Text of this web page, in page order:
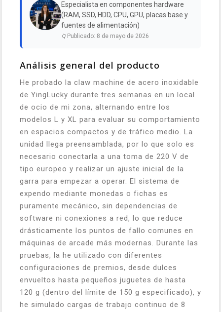
Especialista en componentes hardware
(RAM, SSD, HDD, CPU, GPU, placas base y
fuentes de alimentación)
Publicado: 8 de mayo de 2026
Análisis general del producto
He probado la claw machine de acero inoxidable
de YingLucky durante tres semanas en un local
de ocio de mi zona, alternando entre los
modelos L y XL para evaluar su comportamiento
en espacios compactos y de tráfico medio. La
unidad llega preensamblada, por lo que solo es
necesario conectarla a una toma de 220 V de
tipo europeo y realizar un ajuste inicial de la
garra para empezar a operar. El sistema de
expendo mediante monedas o fichas es
puramente mecánico, sin dependencias de
software ni conexiones a red, lo que reduce
drásticamente los puntos de fallo comunes en
máquinas de arcade más modernas. Durante las
pruebas, la he utilizado con diferentes
configuraciones de premios, desde dulces
envueltos hasta pequeños juguetes de hasta
120 g (dentro del límite de 150 g especificado), y
he simulado cargas de trabajo continuo de 8